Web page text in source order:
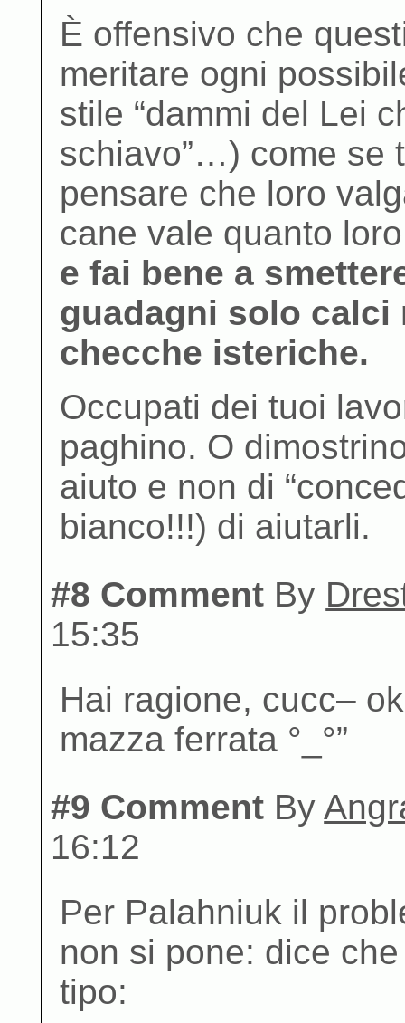
È offensivo che
meritare ogni
stile “dammi del Lei
schiavo”…) come se
pensare che loro
cane vale quanto
e fai bene a
guadagni solo calci
checche isteriche.
Occupati dei tuoi
paghino. O
aiuto e non di
bianco!!!) di aiutarli.
#8 Comment By
15:35
Hai ragione, cucc–
mazza ferrata °_°”
#9 Comment By
16:12
Per Palahniuk il
non si pone: dice
tipo: